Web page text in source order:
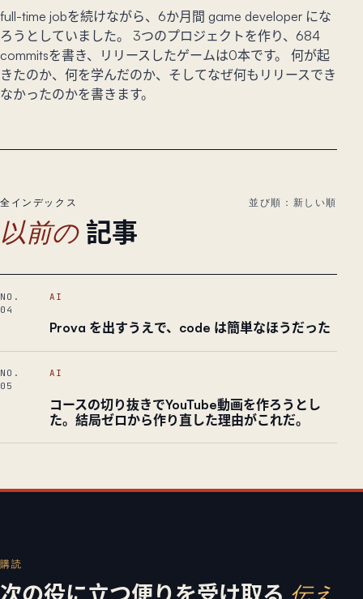
full-time jobを続けながら、6か月間 game developer にな
ろうとしていました。 3つのプロジェクトを作り、684
commitsを書き、リリースしたゲームは0本です。 何が起
きたのか、何を学んだのか、そしてなぜ何もリリースでき
なかったのかを書きます。
全インデックス
以前の 記事
並び順：新しい順
NO.
04
AI
Prova を出すうえで、code は簡単なほうだった
NO.
05
AI
コースの切り抜きでYouTube動画を作ろうとし
た。結局ゼロから作り直した理由がこれだ。
購読